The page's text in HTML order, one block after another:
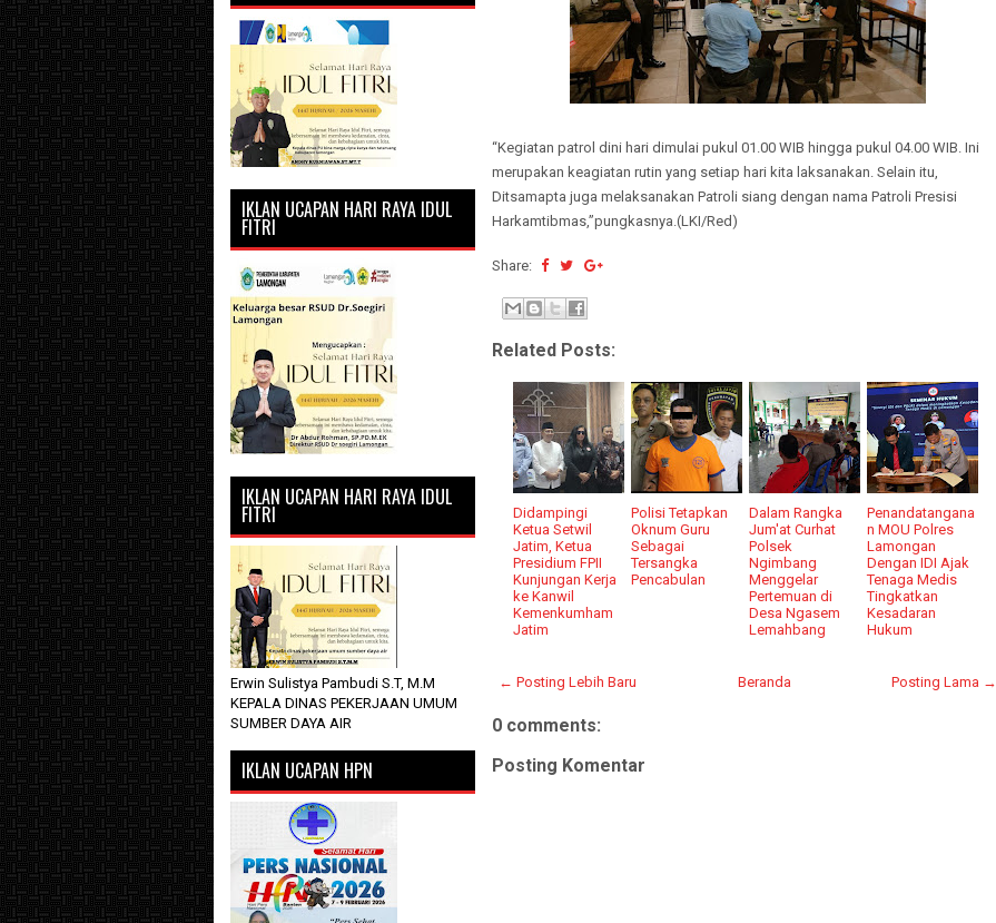
“Kegiatan patrol dini hari dimulai pukul 01.00 WIB hingga pukul 04.00 WIB. Ini
merupakan keagiatan rutin yang setiap hari kita laksanakan. Selain itu,
Ditsamapta juga melaksanakan Patroli siang dengan nama Patroli Presisi
Harkamtibmas,”pungkasnya.(LKI/Red)
Share:
Related Posts:
Didampingi
Ketua Setwil
Jatim, Ketua
Presidium FPII
Kunjungan Kerja
ke Kanwil
Kemenkumham
Jatim
Polisi Tetapkan
Oknum Guru
Sebagai
Tersangka
Pencabulan
Dalam Rangka
Jum'at Curhat
Polsek
Ngimbang
Menggelar
Pertemuan di
Desa Ngasem
Lemahbang
Penandatangana
n MOU Polres
Lamongan
Dengan IDI Ajak
Tenaga Medis
Tingkatkan
Kesadaran
Hukum
← Posting Lebih Baru Posting Lama →
Beranda
0 comments:
Posting Komentar
IKLAN UCAPAN HARI RAYA IDUL
FITRI
IKLAN UCAPAN HARI RAYA IDUL
FITRI
Erwin Sulistya Pambudi S.T, M.M
KEPALA DINAS PEKERJAAN UMUM
SUMBER DAYA AIR
IKLAN UCAPAN HPN